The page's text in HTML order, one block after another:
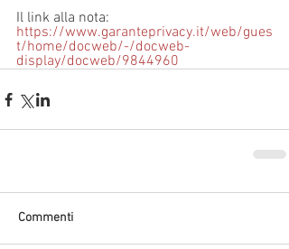
Il link alla nota:
https://www.garanteprivacy.it/web/gues
t/home/docweb/-/docweb-
display/docweb/9844960
Commenti